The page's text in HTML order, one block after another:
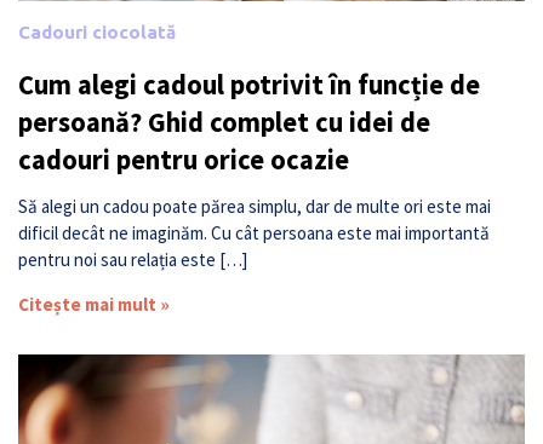
Cadouri ciocolată
Cum alegi cadoul potrivit în funcție de
persoană? Ghid complet cu idei de
cadouri pentru orice ocazie
Să alegi un cadou poate părea simplu, dar de multe ori este mai
dificil decât ne imaginăm. Cu cât persoana este mai importantă
pentru noi sau relația este […]
Citește mai mult »